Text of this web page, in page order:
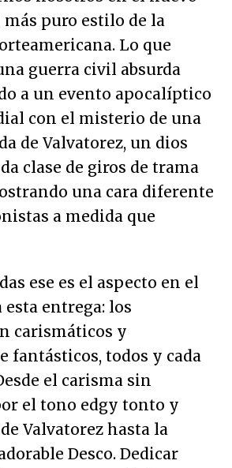
puro estilo de la
Lo que
guerra civil absurda
a un evento apocalíptico
con el misterio de una
de Valvatorez, un dios
clase de giros de trama
una cara diferente
a medida que
ese es el aspecto en el
entrega: los
carismáticos y
fantásticos, todos y cada
el carisma sin
el tono edgy tonto y
Valvatorez hasta la
Desco. Dedicar